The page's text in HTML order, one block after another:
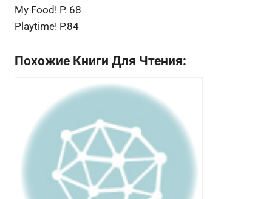
My Food! P. 68
Playtime! P.84
Похожие Книги Для Чтения: